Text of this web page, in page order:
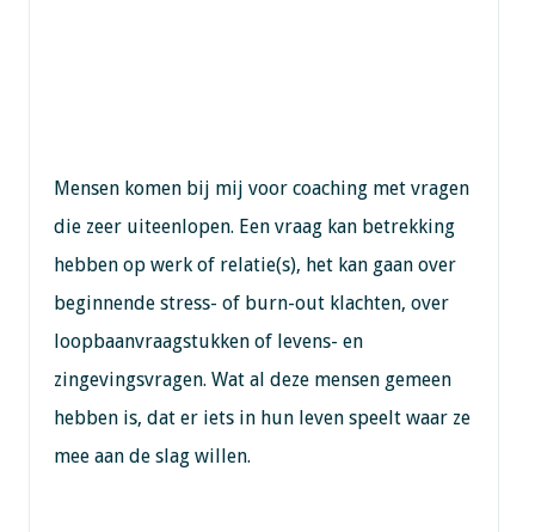
Mensen komen bij mij voor coaching met vragen
die zeer uiteenlopen. Een vraag kan betrekking
hebben op werk of relatie(s), het kan gaan over
beginnende stress- of burn-out klachten, over
loopbaanvraagstukken of levens- en
zingevingsvragen. Wat al deze mensen gemeen
hebben is, dat er iets in hun leven speelt waar ze
mee aan de slag willen.